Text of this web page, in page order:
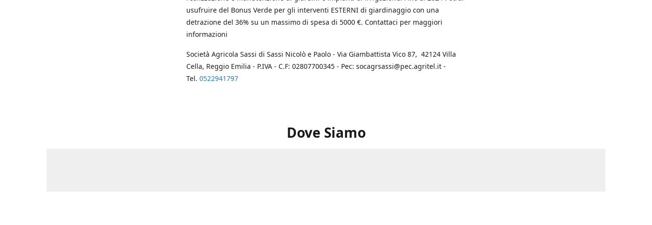
usufruire del Bonus Verde per gli interventi ESTERNI di giardinaggio con una
detrazione del 36% su un massimo di spesa di 5000 €. Contattaci per maggiori
informazioni
Società Agricola Sassi di Sassi Nicolò e Paolo - Via Giambattista Vico 87, 42124 Villa
Cella, Reggio Emilia - P.IVA - C.F: 02807700345 - Pec: socagrsassi@pec.agritel.it -
Tel. 0522941797
Dove Siamo